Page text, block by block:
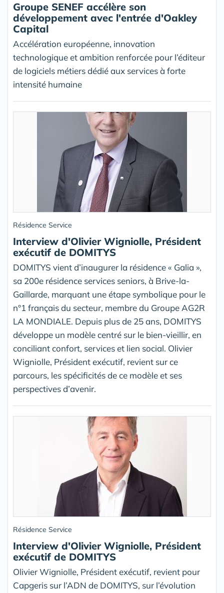
Groupe SENEF accélère son
développement avec l'entrée d'Oakley
Capital
Accélération européenne, innovation
technologique et ambition renforcée pour l’éditeur
de logiciels métiers dédié aux services à forte
intensité humaine
Résidence Service
Interview d'Olivier Wigniolle, Président
exécutif de DOMITYS
DOMITYS vient d’inaugurer la résidence « Galia »,
sa 200e résidence services seniors, à Brive-la-
Gaillarde, marquant une étape symbolique pour le
n°1 français du secteur, membre du Groupe AG2R
LA MONDIALE. Depuis plus de 25 ans, DOMITYS
développe un modèle centré sur le bien-vieillir, en
conciliant confort, services et lien social. Olivier
Wigniolle, Président exécutif, revient sur ce
parcours, les spécificités de ce modèle et ses
perspectives d’avenir.
Résidence Service
Interview d'Olivier Wigniolle, Président
exécutif de DOMITYS
Olivier Wigniolle, Président exécutif, revient pour
Capgeris sur l’ADN de DOMITYS, sur l’évolution